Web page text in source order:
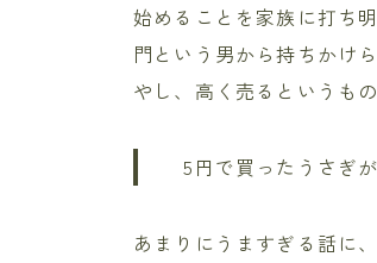
始めることを家族に打ち
門という男から持ちかけ
やし、高く売るというもの
5円で買ったうさぎ
あまりにうますぎる話に